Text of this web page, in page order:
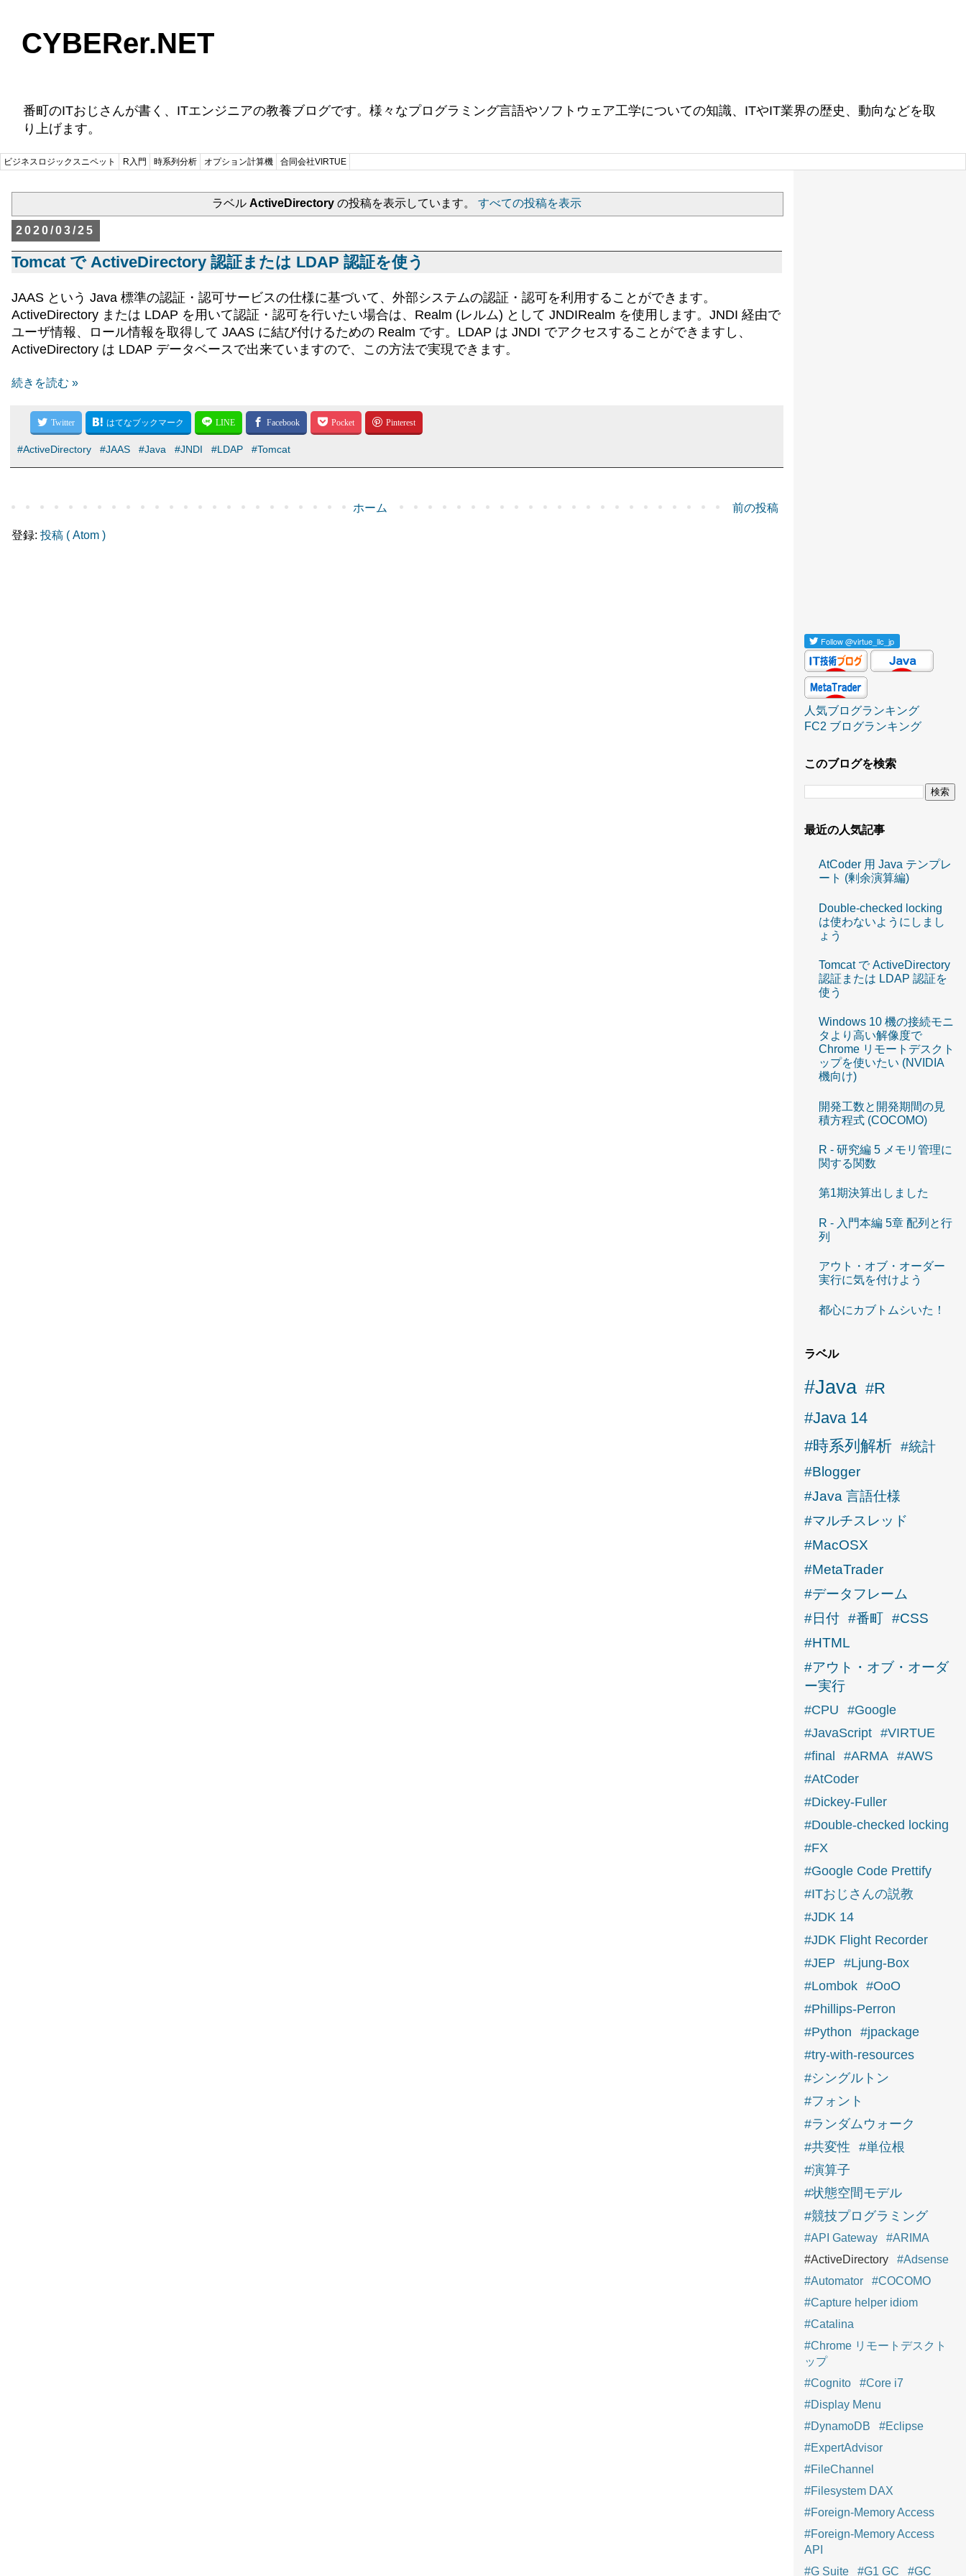
CYBERer.NET
番町のITおじさんが書く、ITエンジニアの教養ブログです。様々なプログラミング言語やソフトウェア工学についての知識、ITやIT業界の歴史、動向などを取
り上げます。
ビジネスロジックスニペット R入門 時系列分析 オプション計算機 合同会社VIRTUE
ラベル ActiveDirectory の投稿を表示しています。 すべての投稿を表示
2020/03/25
Tomcat で ActiveDirectory 認証または LDAP 認証を使う
JAAS という Java 標準の認証・認可サービスの仕様に基づいて、外部システムの認証・認可を利用することができます。
ActiveDirectory または LDAP を用いて認証・認可を行いたい場合は、Realm (レルム) として JNDIRealm を使用します。JNDI 経由で
ユーザ情報、ロール情報を取得して JAAS に結び付けるための Realm です。LDAP は JNDI でアクセスすることができますし、
ActiveDirectory は LDAP データベースで出来ていますので、この方法で実現できます。
続きを読む »
#ActiveDirectory #JAAS #Java #JNDI #LDAP #Tomcat
前の投稿
ホーム
登録: 投稿 ( Atom )
Follow@virtue_llc_jp
人気ブログランキング
FC2 ブログランキング
このブログを検索
最近の人気記事
AtCoder 用 Java テンプレ
ート (剰余演算編)
Double-checked locking
は使わないようにしまし
ょう
Tomcat で ActiveDirectory
認証または LDAP 認証を
使う
Windows 10 機の接続モニ
タより高い解像度で
Chrome リモートデスクト
ップを使いたい (NVIDIA
機向け)
開発工数と開発期間の見
積方程式 (COCOMO)
R - 研究編 5 メモリ管理に
関する関数
第1期決算出しました
R - 入門本編 5章 配列と行
列
アウト・オブ・オーダー
実行に気を付けよう
都心にカブトムシいた！
ラベル
#Java #R
#Java 14
#時系列解析 #統計
#Blogger
#Java 言語仕様
#マルチスレッド
#MacOSX
#MetaTrader
#データフレーム
#日付 #番町 #CSS
#HTML
#アウト・オブ・オーダ
ー実行
#CPU
#Google
#JavaScript #VIRTUE
#final
#ARMA #AWS
#AtCoder
#Dickey-Fuller
#Double-checked locking
#FX
#Google Code Prettify
#ITおじさんの説教
#JDK 14
#JDK Flight Recorder
#JEP
#Ljung-Box
#Lombok #OoO
#Phillips-Perron
#Python
#jpackage
#try-with-resources
#シングルトン
#フォント
#ランダムウォーク
#共変性
#単位根
#演算子
#状態空間モデル
#競技プログラミング
#API Gateway
#ARIMA
#ActiveDirectory
#Adsense
#Automator
#COCOMO
#Capture helper idiom
#Catalina
#Chrome リモートデスクト
ップ
#Cognito
#Core i7
#Display Menu
#DynamoDB
#Eclipse
#ExpertAdvisor
#FileChannel
#Filesystem DAX
#Foreign-Memory Access
#Foreign-Memory Access
API
#G Suite
#G1 GC #GC